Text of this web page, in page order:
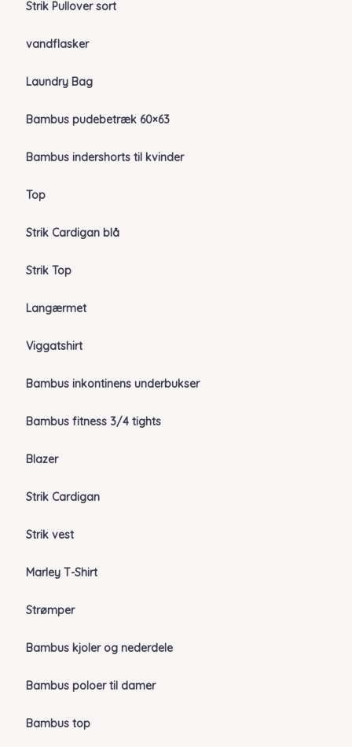
Strik Pullover sort
vandflasker
Laundry Bag
Bambus pudebetræk 60×63
Bambus indershorts til kvinder
Top
Strik Cardigan blå
Strik Top
Langærmet
Viggatshirt
Bambus inkontinens underbukser
Bambus fitness 3/4 tights
Blazer
Strik Cardigan
Strik vest
Marley T-Shirt
Strømper
Bambus kjoler og nederdele
Bambus poloer til damer
Bambus top